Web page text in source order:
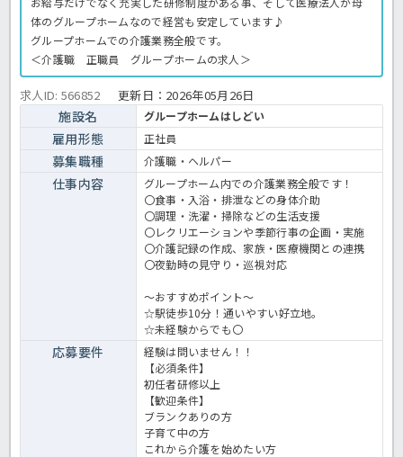
体のグループホームなので経営も安定しています♪
グループホームでの介護業務全般です。
＜介護職 正職員 グループホームの求人＞
求人ID: 566852 更新日： 2026年05月26日
施設名 グループホームはしどい
雇用形態 正社員
募集職種 介護職・ヘルパー
仕事内容
グループホーム内での介護業務全般です！
〇食事・入浴・排泄などの身体介助
〇調理・洗濯・掃除などの生活支援
〇レクリエーションや季節行事の企画・実施
〇介護記録の作成、家族・医療機関との連携
〇夜勤時の見守り・巡視対応
～おすすめポイント～
☆駅徒歩10分！通いやすい好立地。
☆未経験からでも〇
応募要件
経験は問いません！！
【必須条件】
初任者研修以上
【歓迎条件】
ブランクありの方
子育て中の方
これから介護を始めたい方